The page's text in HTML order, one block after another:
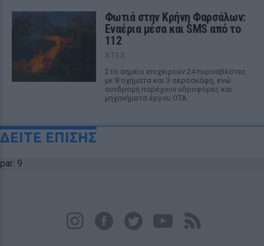
Φωτιά στην Κρήνη Φαρσάλων:
Εναέρια μέσα και SMS από το
112
ΧΤΕΣ
Στο σημείο επιχειρούν 24 πυροσβέστες
με 8 οχήματα και 3 αεροσκάφη, ενώ
συνδρομή παρέχουν υδροφόρες και
μηχανήματα έργου ΟΤΑ.
ΔΕΙΤΕ ΕΠΙΣΗΣ
par: 9